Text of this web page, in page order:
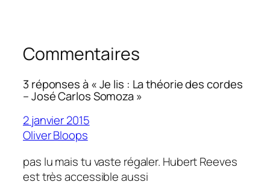
Commentaires
3 réponses à « Je lis : La théorie des cordes
– José Carlos Somoza »
2 janvier 2015
Oliver Bloops
pas lu mais tu vaste régaler. Hubert Reeves
est très accessible aussi